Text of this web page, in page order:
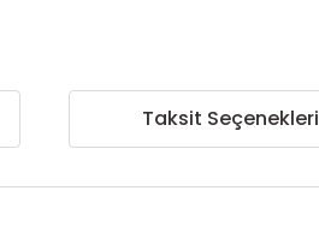
Taksit Seçenekleri